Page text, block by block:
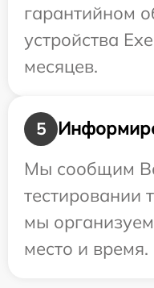
гарантийном
устройства
месяцев.
5
Мы сообщим
тестировании
мы
место и время.